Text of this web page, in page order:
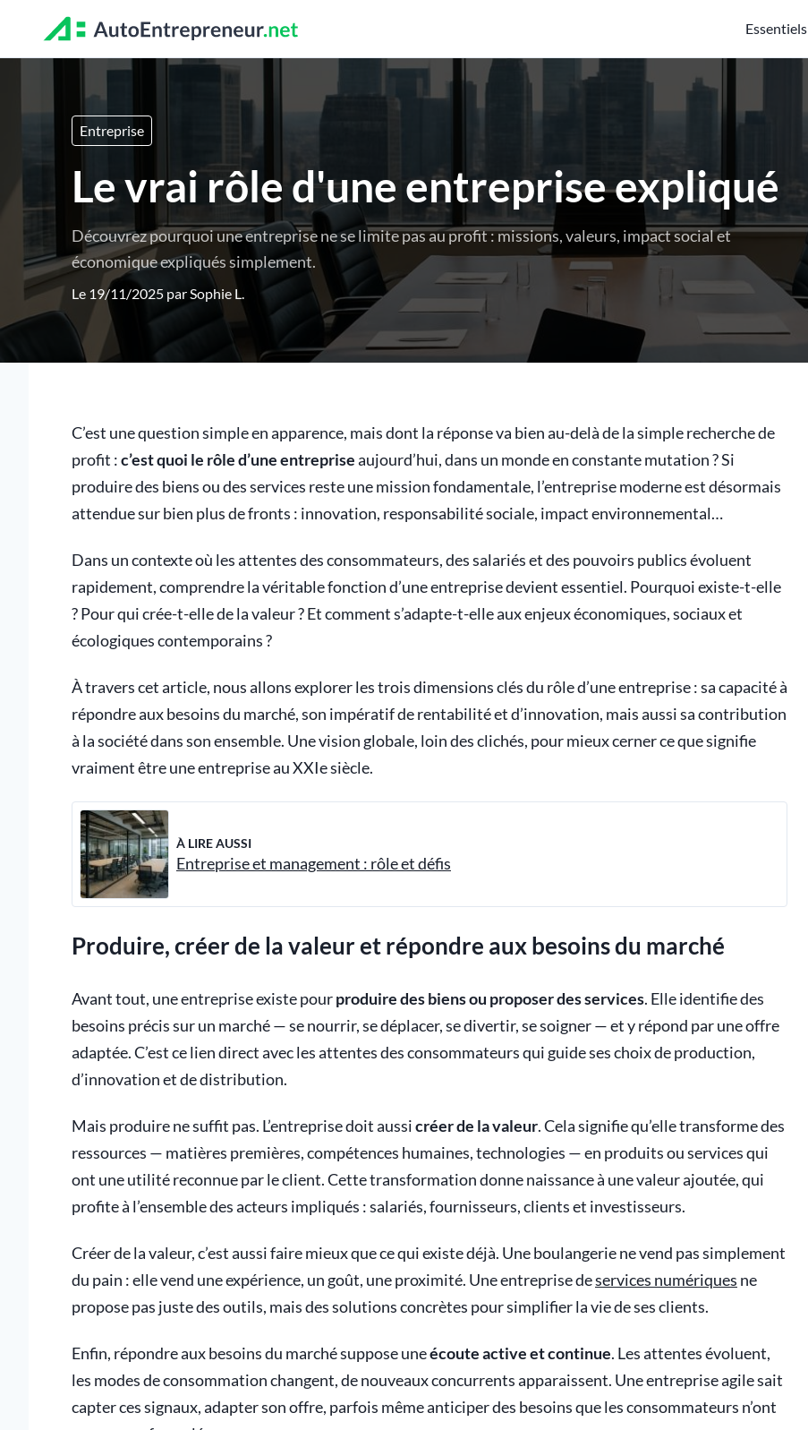
Essentiels
Entreprise
Le vrai rôle d'une entreprise expliqué
Découvrez pourquoi une entreprise ne se limite pas au profit : missions, valeurs, impact social et
économique expliqués simplement.
Le 19/11/2025 parSophie L.
C’est une question simple en apparence, mais dont la réponse va bien au-delà de la simple recherche de
profit :c’est quoi le rôle d’une entrepriseaujourd’hui, dans un monde en constante mutation ? Si
produire des biens ou des services reste une mission fondamentale, l’entreprise moderne est désormais
attendue sur bien plus de fronts : innovation, responsabilité sociale, impact environnemental…
Dans un contexte où les attentes des consommateurs, des salariés et des pouvoirs publics évoluent
rapidement, comprendre la véritable fonction d’une entreprise devient essentiel. Pourquoi existe-t-elle
? Pour qui crée-t-elle de la valeur ? Et comment s’adapte-t-elle aux enjeux économiques, sociaux et
écologiques contemporains ?
À travers cet article, nous allons explorer les trois dimensions clés du rôle d’une entreprise : sa capacité à
répondre aux besoins du marché, son impératif de rentabilité et d’innovation, mais aussi sa contribution
à la société dans son ensemble. Une vision globale, loin des clichés, pour mieux cerner ce que signifie
vraiment être une entreprise au XXIe siècle.
À LIRE AUSSI
Entreprise et management : rôle et défis
Produire, créer de la valeur et répondre aux besoins du marché
Avant tout, une entreprise existe pourproduire des biens ou proposer des services. Elle identifie des
besoins précis sur un marché — se nourrir, se déplacer, se divertir, se soigner — et y répond par une offre
adaptée. C’est ce lien direct avec les attentes des consommateurs qui guide ses choix de production,
d’innovation et de distribution.
Mais produire ne suffit pas. L’entreprise doit aussicréer de la valeur. Cela signifie qu’elle transforme des
ressources — matières premières, compétences humaines, technologies — en produits ou services qui
ont une utilité reconnue par le client. Cette transformation donne naissance à une valeur ajoutée, qui
profite à l’ensemble des acteurs impliqués : salariés, fournisseurs, clients et investisseurs.
Créer de la valeur, c’est aussi faire mieux que ce qui existe déjà. Une boulangerie ne vend pas simplement
du pain : elle vend une expérience, un goût, une proximité. Une entreprise deservices numériques ne
propose pas juste des outils, mais des solutions concrètes pour simplifier la vie de ses clients.
Enfin, répondre aux besoins du marché suppose uneécoute active et continue. Les attentes évoluent,
les modes de consommation changent, de nouveaux concurrents apparaissent. Une entreprise agile sait
capter ces signaux, adapter son offre, parfois même anticiper des besoins que les consommateurs n’ont